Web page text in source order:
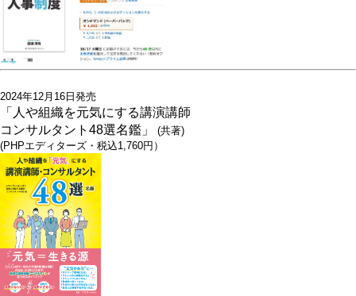
2024年12月16日発売
「人や組織を元気にする講演講師
コンサルタント48選名鑑」 (共著)
(PHPエディターズ・税込1,760円）